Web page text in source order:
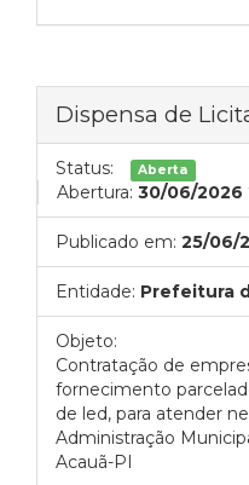
Dispensa de
Status: Aberta
Abertura: 30/06/2026
Publicado em: 25/06/
Entidade: Prefeitura
Objeto:
Contratação de
fornecimento
de led, para atender
Administração
Acauã-PI